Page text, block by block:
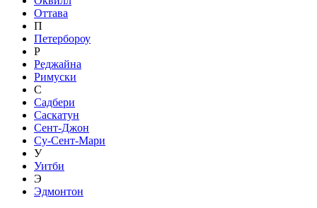
Оттава
П
Петербороу
Р
Реджайна
Римуски
С
Садбери
Саскатун
Сент-Джон
Су-Сент-Мари
У
Уитби
Э
Эдмонтон